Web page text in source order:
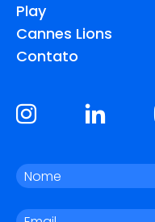
Play
Cannes Lions
Contato